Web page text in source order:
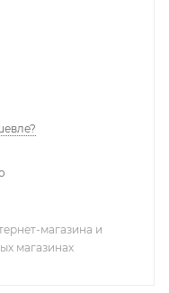
магазина и
магазинах